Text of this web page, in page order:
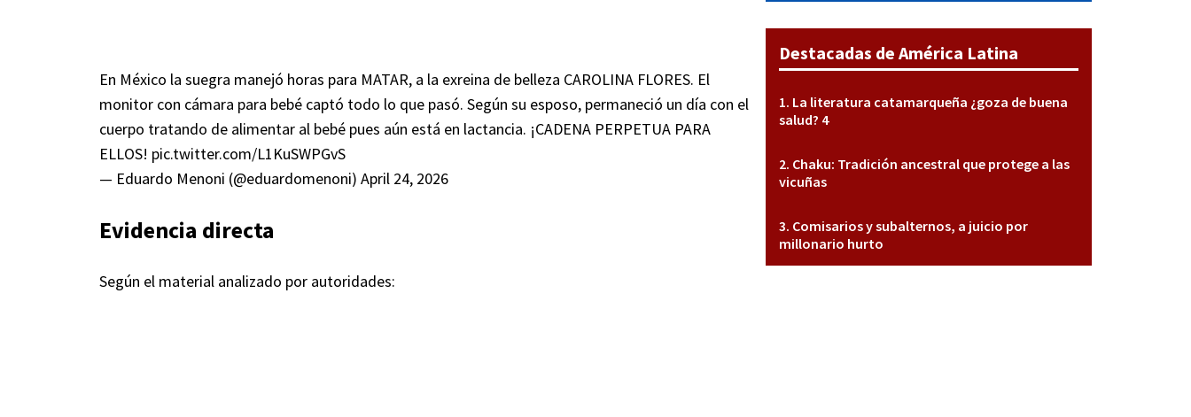
En México la suegra manejó horas para MATAR, a la exreina de belleza CAROLINA FLORES. El
monitor con cámara para bebé captó todo lo que pasó. Según su esposo, permaneció un día con el
cuerpo tratando de alimentar al bebé pues aún está en lactancia. ¡CADENA PERPETUA PARA
ELLOS! pic.twitter.com/L1KuSWPGvS
— Eduardo Menoni (@eduardomenoni) April 24, 2026
Evidencia directa
Según el material analizado por autoridades:
Destacadas de América Latina
La literatura catamarqueña ¿goza de buena
salud? 4
Chaku: Tradición ancestral que protege a las
vicuñas
Comisarios y subalternos, a juicio por
millonario hurto